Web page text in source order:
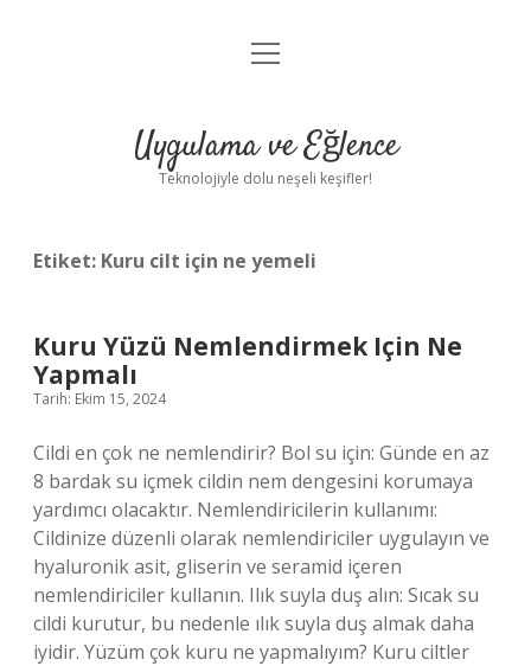
Anasayfa
Yasal Uyarı
menüyü
Uygulama ve Eğlence
Teknolojiyle dolu neşeli keşifler!
Etiket: Kuru cilt için ne yemeli
Kuru Yüzü Nemlendirmek Için Ne
Yapmalı
Tarih: Ekim 15, 2024
Cildi en çok ne nemlendirir? Bol su için: Günde en az
8 bardak su içmek cildin nem dengesini korumaya
yardımcı olacaktır. Nemlendiricilerin kullanımı:
Cildinize düzenli olarak nemlendiriciler uygulayın ve
hyaluronik asit, gliserin ve seramid içeren
nemlendiriciler kullanın. Ilık suyla duş alın: Sıcak su
cildi kurutur, bu nedenle ılık suyla duş almak daha
iyidir. Yüzüm çok kuru ne yapmalıyım? Kuru ciltler